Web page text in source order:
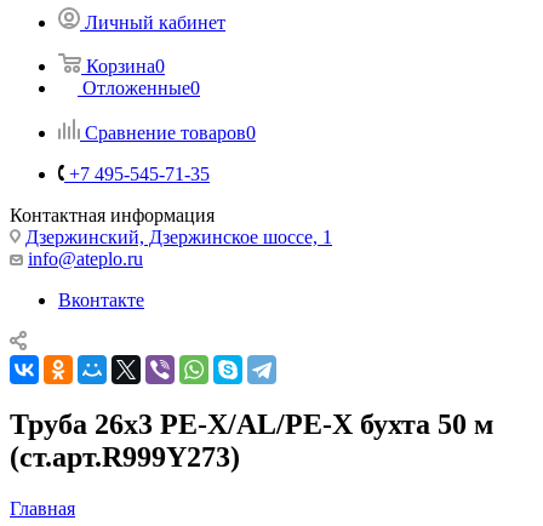
Личный кабинет
Корзина0
Отложенные0
Сравнение товаров0
+7 495-545-71-35
Контактная информация
Дзержинский, Дзержинское шоссе, 1
info@ateplo.ru
Вконтакте
Труба 26x3 PE-X/AL/PE-X бухта 50 м
(ст.арт.R999Y273)
Главная